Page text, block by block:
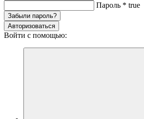
Пароль * true
Забыли пароль?
Авторизоваться
Войти с помощью: